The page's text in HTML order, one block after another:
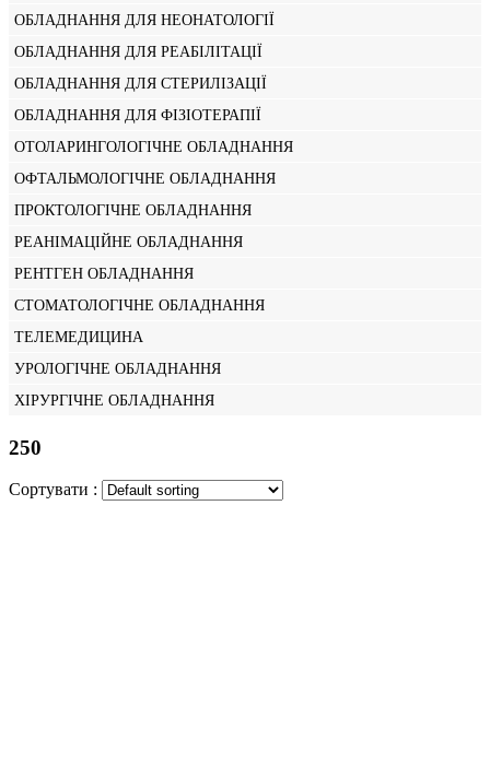
ОБЛАДНАННЯ ДЛЯ НЕОНАТОЛОГІЇ
ОБЛАДНАННЯ ДЛЯ РЕАБІЛІТАЦІЇ
ОБЛАДНАННЯ ДЛЯ СТЕРИЛІЗАЦІЇ
ОБЛАДНАННЯ ДЛЯ ФІЗІОТЕРАПІЇ
ОТОЛАРИНГОЛОГІЧНЕ ОБЛАДНАННЯ
ОФТАЛЬМОЛОГІЧНЕ ОБЛАДНАННЯ
ПРОКТОЛОГІЧНЕ ОБЛАДНАННЯ
РЕАНІМАЦІЙНЕ ОБЛАДНАННЯ
РЕНТГЕН ОБЛАДНАННЯ
СТОМАТОЛОГІЧНЕ ОБЛАДНАННЯ
ТЕЛЕМЕДИЦИНА
УРОЛОГІЧНЕ ОБЛАДНАННЯ
ХІРУРГІЧНЕ ОБЛАДНАННЯ
250
Сортувати :